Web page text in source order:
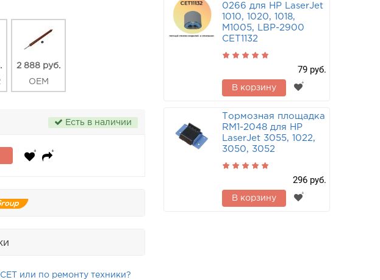
2 888 руб.
OEM
Есть в наличии
или по ремонту техники?
0266 для HP LaserJet
1010, 1020, 1018,
M1005, LBP-2900
CET1132
79 руб.
В корзину
Тормозная площадка
RM1-2048 для HP
LaserJet 3055, 1022,
3050, 3052
296 руб.
В корзину